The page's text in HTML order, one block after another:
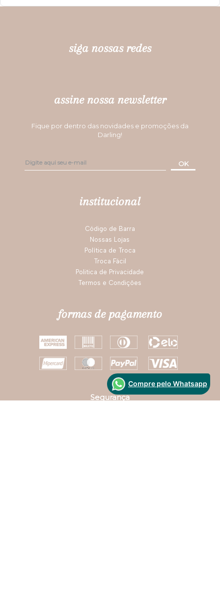
siga nossas redes
assine nossa newsletter
Fique por dentro das novidades e promoções da
Darling!
OK
institucional
Código de Barra
Nossas Lojas
Política de Troca
Troca Fácil
Politica de Privacidade
Termos e Condições
formas de pagamento
Segurança
Compre pelo Whatsapp